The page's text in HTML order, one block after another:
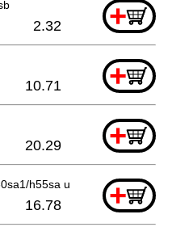
+
2.32
+
10.71
+
20.29
h55sa u.a. +
16.78